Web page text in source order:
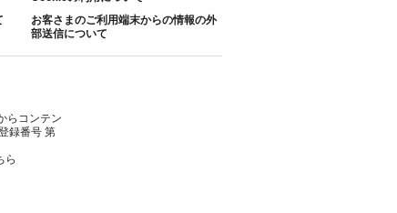
お客さまのご利用端末からの情報の外
部送信について
らコンテン
録番号 第
ら